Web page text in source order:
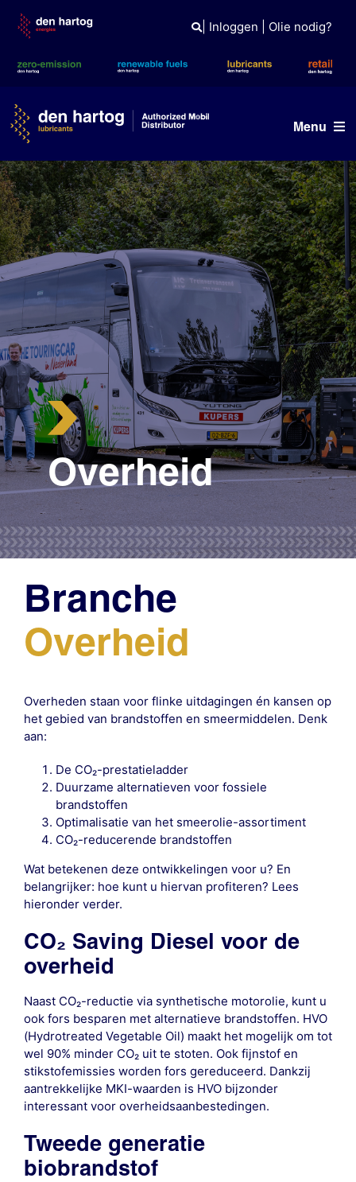
content
| Inloggen Olie nodig?
Menu
Olie advies
Producten
Referenties
Branches
Kennisbank
Overheid
Branche
Overheid
Overheden staan voor flinke uitdagingen én kansen op
het gebied van brandstoffen en smeermiddelen. Denk
aan:
De CO₂-prestatieladder
Duurzame alternatieven voor fossiele
brandstoffen
Optimalisatie van het smeerolie-assortiment
CO₂-reducerende brandstoffen
Wat betekenen deze ontwikkelingen voor u? En
belangrijker: hoe kunt u hiervan profiteren? Lees
hieronder verder.
CO₂ Saving Diesel voor de
overheid
Naast CO₂-reductie via synthetische motorolie, kunt u
ook fors besparen met alternatieve brandstoffen. HVO
(Hydrotreated Vegetable Oil) maakt het mogelijk om tot
wel 90% minder CO₂ uit te stoten. Ook fijnstof en
stikstofemissies worden fors gereduceerd. Dankzij
aantrekkelijke MKI-waarden is HVO bijzonder
interessant voor overheidsaanbestedingen.
Tweede generatie
biobrandstof